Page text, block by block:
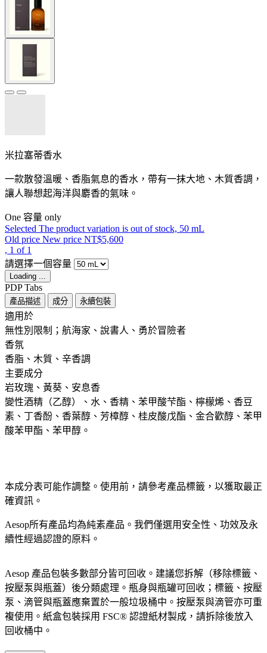
米拉塞蒂香水
一款散發溫暖、香脂氣息的香水，帶有一抹大地、木質香調，
讓人聯想起海洋與麝香的氣味。
One 容量 only
Selected The product variation is out of stock, 50 mL
Old price New price NT$5,600
, 1 of 1
請選擇一個容量
Loading ...
PDP Tabs
產品描述 成分 永續包裝
適用於 ​ ​
無性別限制；航海家、說書人、勇於冒險者
香氛 ​
香脂、木質、辛香調
主要成分 ​
岩玫瑰、黃葵、安息香
變性酒精（乙醇）、水、香精、苯甲酸芐酯、檸檬烯、香豆
素、丁香酚、香葉醇、芳樟醇、桂皮酸戊酯、金合歡醇、苯甲
酸苯甲酯、苯甲醇。
本成分表可能作調整。使用前，請參考產品標籤，以獲取最正
確資訊。​
Aesop所有產品均為純素產品。我們僅選用安全性、功效及永
續性經過認證的原料。​
Aesop 產品包裝多數部分皆可回收。建議您拆解（移除標籤、
按壓泵與瓶蓋）後分類處理。瓶身與瓶罐可回收；標籤、按壓
泵、滴管與瓶蓋應棄置於一般垃圾桶中。按壓泵與滴管亦可重
複使用。紙盒包裝採用 FSC® 認證紙材製成，請拆除後放入
回收桶中。​